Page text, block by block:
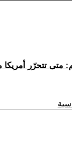
متى تتحرّر أمريكا